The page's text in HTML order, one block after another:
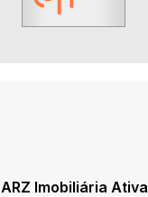
ARZ Imobiliária Ativa